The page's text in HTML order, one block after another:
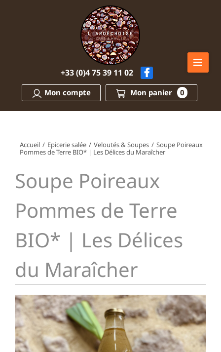
+33 (0)4 75 39 11 02
Mon compte Mon panier 0
Accueil / Epicerie salée / Veloutés & Soupes / Soupe Poireaux
Pommes de Terre BIO* | Les Délices du Maraîcher
Soupe Poireaux
Pommes de Terre
BIO* | Les Délices
du Maraîcher